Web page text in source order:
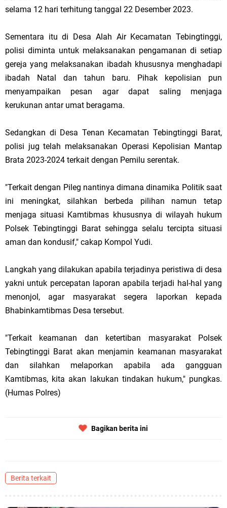
selama 12 hari terhitung tanggal 22 Desember 2023.
Sementara itu di Desa Alah Air Kecamatan Tebingtinggi,
polisi diminta untuk melaksanakan pengamanan di setiap
gereja yang melaksanakan ibadah khususnya menghadapi
ibadah Natal dan tahun baru. Pihak kepolisian pun
menyampaikan pesan agar dapat saling menjaga
kerukunan antar umat beragama.
Sedangkan di Desa Tenan Kecamatan Tebingtinggi Barat,
polisi jug telah melaksanakan Operasi Kepolisian Mantap
Brata 2023-2024 terkait dengan Pemilu serentak.
"Terkait dengan Pileg nantinya dimana dinamika Politik saat
ini meningkat, silahkan berbeda pilihan namun tetap
menjaga situasi Kamtibmas khususnya di wilayah hukum
Polsek Tebingtinggi Barat sehingga selalu tercipta situasi
aman dan kondusif," cakap Kompol Yudi.
Langkah yang dilakukan apabila terjadinya peristiwa di desa
yakni untuk percepatan laporan apabila terjadi hal-hal yang
menonjol, agar masyarakat segera laporkan kepada
Bhabinkamtibmas Desa tersebut.
"Terkait keamanan dan ketertiban masyarakat Polsek
Tebingtinggi Barat akan menjamin keamanan masyarakat
dan silahkan melaporkan apabila ada gangguan
Kamtibmas, kita akan lakukan tindakan hukum," pungkas.
(Humas Polres)
Bagikan berita ini
Berita terkait